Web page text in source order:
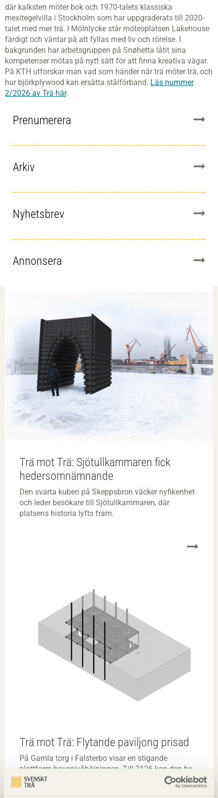
där kalksten möter bok och 1970-talets klassiska
mexitegelvilla i Stockholm som har uppgraderats till 2020-
talet med mer trä. I Mölnlycke står mötesplatsen Lakehouse
färdigt och väntar på att fyllas med liv och rörelse. I
bakgrunden har arbetsgruppen på Snøhetta låtit sina
kompetenser mötas på nytt sätt för att finna kreativa vägar.
På KTH utforskar man vad som händer när trä möter trä, och
hur björkplywood kan ersätta stålförband. Läs nummer
2/2026 av Trä här.
Prenumerera
Arkiv
Nyhetsbrev
Annonsera
Trä mot Trä: Sjötullkammaren fick
hedersomnämnande
Den svarta kuben på Skeppsbron väcker nyfikenhet
och leder besökare till Sjötullkammaren, där
platsens historia lyfts fram.
Trä mot Trä: Flytande paviljong prisad
På Gamla torg i Falsterbo visar en stigande
plattform havsnivåhöjningen. Till 2126 kan den ha
lyfts sju meter.